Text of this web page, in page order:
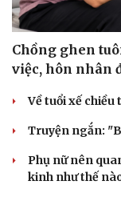
Chồng ghen
việc, hôn nhân
Về tuổi xế chiều
Truyện ngắn:
Phụ nữ nên
kinh như thế